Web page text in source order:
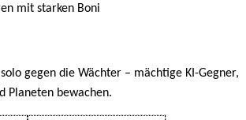
mit starken Boni
gegen die Wächter – mächtige KI-Gegner,
Planeten bewachen.